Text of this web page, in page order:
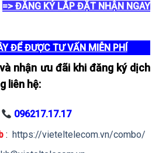
=> ĐĂNG KÝ LẮP ĐẶT NHẬN NGAY
ĐỂ ĐƯỢC TƯ VẤN MIỄN PHÍ
nhận ưu đãi khi đăng ký dịch
liên hệ:
096217.17.17
: https://vieteltelecom.vn/combo/